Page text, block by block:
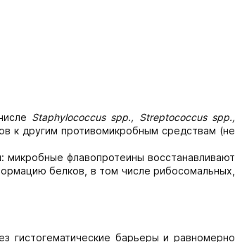
Staphylococcus spp., Streptococcus spp.,
к другим противомикробным средствам (не
микробные флавопротеины восстанавливают
белков, в том числе рибосомальных,
гистогематические барьеры и равномерно